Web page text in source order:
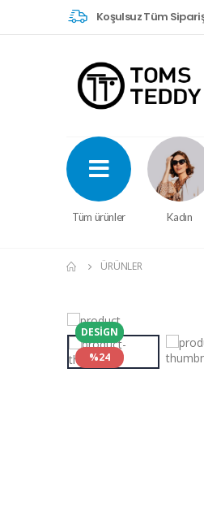
Koşulsuz Tüm
Tüm ürünler Kadın
ÜRÜNLER
DESIGN
%24